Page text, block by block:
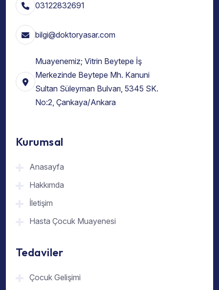
03122832691
bilgi@doktoryasar.com
Muayenemiz; Vitrin Beytepe İş
Merkezinde Beytepe Mh. Kanuni
Sultan Süleyman Bulvarı, 5345 SK.
No:2, Çankaya/Ankara
Kurumsal
Anasayfa
Hakkımda
İletişim
Hasta Çocuk Muayenesi
Tedaviler
Çocuk Gelişimi